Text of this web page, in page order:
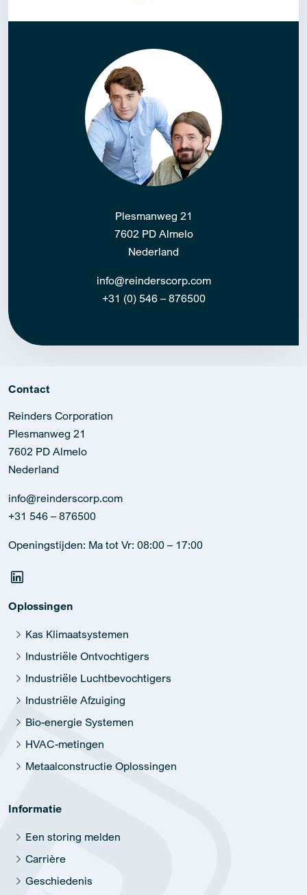
Plesmanweg 21
7602 PD Almelo
Nederland
info@reinderscorp.com
+31 (0) 546 – 876500
Contact
Reinders Corporation
Plesmanweg 21
7602 PD Almelo
Nederland
info@reinderscorp.com
+31 546 – 876500
Openingstijden: Ma tot Vr: 08:00 – 17:00
Oplossingen
Kas Klimaatsystemen
Industriële Ontvochtigers
Industriële Luchtbevochtigers
Industriële Afzuiging
Bio-energie Systemen
HVAC-metingen
Metaalconstructie Oplossingen
Informatie
Een storing melden
Carrière
Geschiedenis